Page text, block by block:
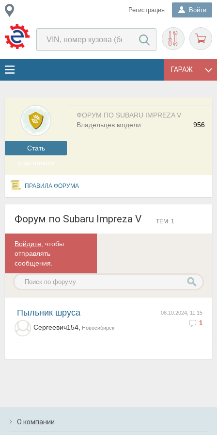
Регистрация Войти
ГАРАЖ
Cтать
участником
ФОРУМ ПО SUBARU IMPREZA V
956
Владельцев модели:
ПРАВИЛА ФОРУМА
Форум по Subaru Impreza V ТЕМ: 1
Войдите , чтобы
отправлять
сообщения.
08.10.2024, 11:15
1
Пыльник шруса
Сергеевич154, Новосибирск
О компании